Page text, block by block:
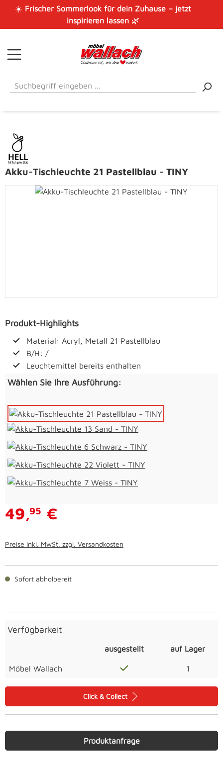
Zum Hauptinhalt springen
☀️ Frischer Sommerlook für dein Zuhause – jetzt
inspirieren lassen🌿
Bildergalerie überspringen
Akku-Tischleuchte 21 Pastellblau - TINY
Produkt-Highlights
Material: Acryl, Metall 21 Pastellblau
B/H: /
Leuchtemittel bereits enthalten
Wählen Sie Ihre Ausführung:
49,95 €
Preise inkl. MwSt. zzgl. Versandkosten
Sofort abholbereit
Verfügbarkeit
ausgestellt auf Lager
Möbel Wallach 1
Click & Collect
Produktanfrage